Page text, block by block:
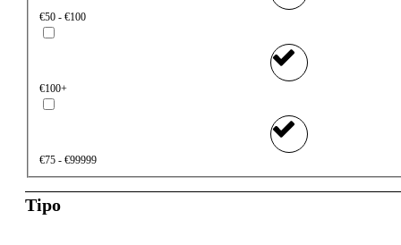
€50 - €100
€100+
€75 - €99999
Tipo